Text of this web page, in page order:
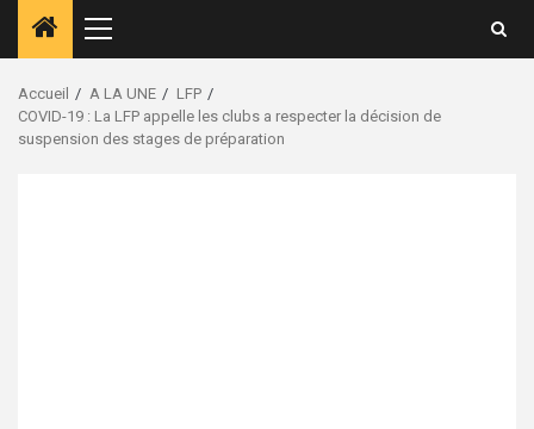
Menu
principal
Accueil A LA UNE
LFP
COVID-19 : La LFP appelle les clubs a respecter la décision de
suspension des stages de préparation